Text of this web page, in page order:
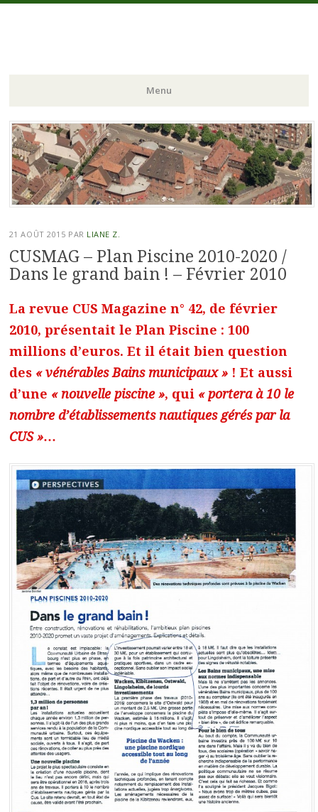
Menu
Aller
au
contenu
principal
21 AOÛT 2015 PAR LIANE Z.
CUSMAG – Plan Piscine 2010-2020 /
Dans le grand bain ! – Février 2010
La revue CUS Magazine n° 42, de février
2010, présentait le Plan Piscine : 100
millions d’euros. Et il était bien question
des « vénérables Bains municipaux »! Et aussi
d’une « nouvelle piscine », qui « portera à 10 le
nombre d’établissements nautiques gérés par la
CUS »…